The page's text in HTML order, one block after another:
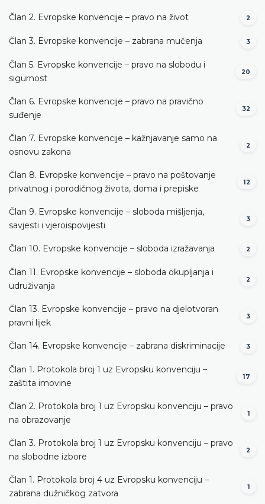
Član 2. Evropske konvencije – pravo na život 2
Član 3. Evropske konvencije – zabrana mučenja 3
Član 5. Evropske konvencije – pravo na slobodu i
sigurnost
20
Član 6. Evropske konvencije – pravo na pravično
suđenje
32
Član 7. Evropske konvencije – kažnjavanje samo na
osnovu zakona
2
Član 8. Evropske konvencije – pravo na poštovanje
privatnog i porodičnog života, doma i prepiske
12
Član 9. Evropske konvencije – sloboda mišljenja,
savjesti i vjeroispovijesti
3
Član 10. Evropske konvencije – sloboda izražavanja 2
Član 11. Evropske konvencije – sloboda okupljanja i
udruživanja
2
Član 13. Evropske konvencije – pravo na djelotvoran
pravni lijek
3
Član 14. Evropske konvencije – zabrana diskriminacije 3
Član 1. Protokola broj 1 uz Evropsku konvenciju –
zaštita imovine
17
Član 2. Protokola broj 1 uz Evropsku konvenciju – pravo
na obrazovanje
1
Član 3. Protokola broj 1 uz Evropsku konvenciju – pravo
na slobodne izbore
2
Član 1. Protokola broj 4 uz Evropsku konvenciju –
zabrana dužničkog zatvora
1